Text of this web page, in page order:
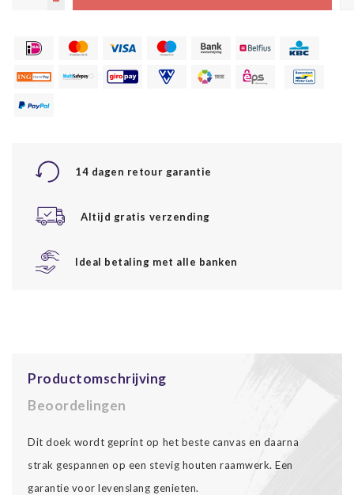
14 dagen retour garantie
Altijd gratis verzending
Ideal betaling met alle banken
Productomschrijving
Beoordelingen
Dit doek wordt geprint op het beste canvas en daarna
strak gespannen op een stevig houten raamwerk. Een
garantie voor levenslang genieten.